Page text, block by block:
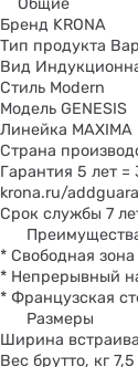
Общие
Бренд KRONA
Тип продукта
Вид
Стиль Modern
Модель GENESIS
Линейка MAXIMA
Страна
Гарантия 5 лет
krona.ru/
Срок службы 7
* Cвободная
* Непрерывный
* Французская
Размеры
Ширина
Вес брутто, кг 7,5